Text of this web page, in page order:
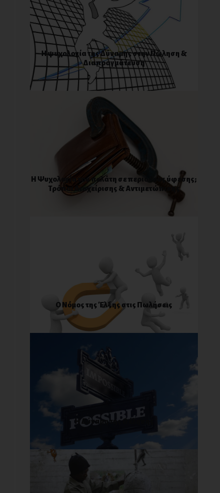
Η ψυχολογία της Δύναμης στην Πώληση &
Διαπραγμάτευση
Η Ψυχολογία του πελάτη σε περιόδους ύφεσης;
Τρόποι Διαχείρισης & Αντιμετώπισης
Ο Νόμος της Έλξης στις Πωλήσεις
Η Δύναμη της Θέλησης